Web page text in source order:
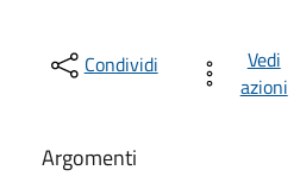
Condividi
Vedi
azioni
Argomenti